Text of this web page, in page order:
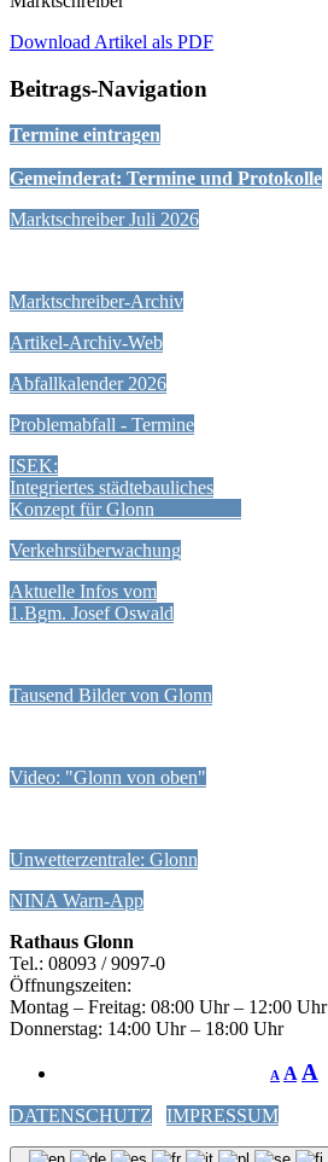
Download Artikel als PDF
Beitrags-Navigation
Termine eintragen
Gemeinderat: Termine und Protokolle
Marktschreiber Juli 2026
Marktschreiber-Archiv
Artikel-Archiv-Web
Abfallkalender 2026
Problemabfall - Termine
ISEK:
Integriertes städtebauliches
Konzept für Glonn
Verkehrsüberwachung
Aktuelle Infos vom
1.Bgm. Josef Oswald
Tausend Bilder von Glonn
Video: "Glonn von oben"
Unwetterzentrale: Glonn
NINA Warn-App
Rathaus Glonn
Tel.: 08093 / 9097-0
Öffnungszeiten:
Montag – Freitag: 08:00 Uhr – 12:00 Uhr
Donnerstag: 14:00 Uhr – 18:00 Uhr
A A A
DATENSCHUTZ IMPRESSUM